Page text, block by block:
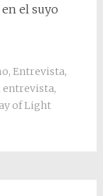
el suyo
, Entrevista,
entrevista,
of Light